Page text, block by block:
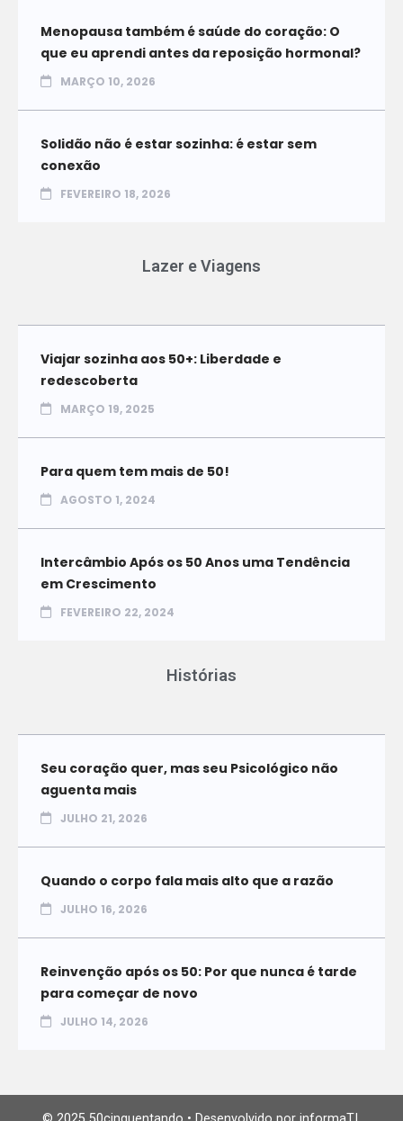
Menopausa também é saúde do coração: O
que eu aprendi antes da reposição hormonal?
MARÇO 10, 2026
Solidão não é estar sozinha: é estar sem
conexão
FEVEREIRO 18, 2026
Lazer e Viagens
Viajar sozinha aos 50+: Liberdade e
redescoberta
MARÇO 19, 2025
Para quem tem mais de 50!
AGOSTO 1, 2024
Intercâmbio Após os 50 Anos uma Tendência
em Crescimento
FEVEREIRO 22, 2024
Histórias
Seu coração quer, mas seu Psicológico não
aguenta mais
JULHO 21, 2026
Quando o corpo fala mais alto que a razão
JULHO 16, 2026
Reinvenção após os 50: Por que nunca é tarde
para começar de novo
JULHO 14, 2026